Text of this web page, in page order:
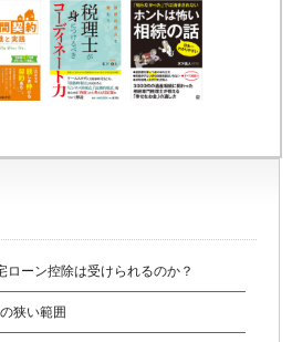
ーン控除は受けられるのか？
狭い範囲